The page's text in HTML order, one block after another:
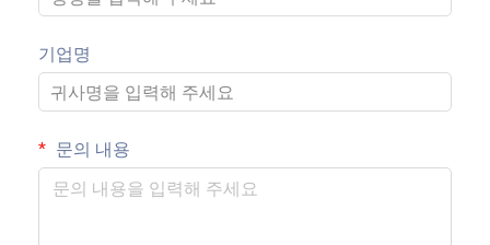
기업명
문의 내용